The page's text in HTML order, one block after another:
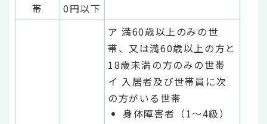
帯
0円以下
ア 満60歳以上のみの世
帯、又は満60歳以上の方と
18歳未満の方のみの世帯
イ 入居者及び世帯員に次
の方がいる世帯
身体障害者（1～4級）